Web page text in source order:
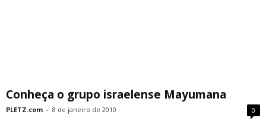
Conheça o grupo israelense Mayumana
PLETZ.com - 8 de janeiro de 2010 0